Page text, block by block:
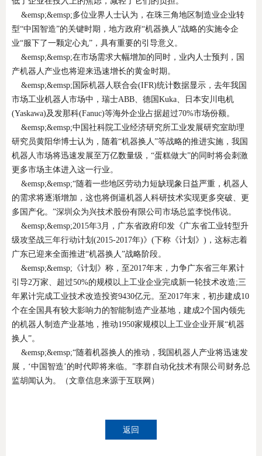
&emsp;&emsp;多位业界人士认为，在珠三角地区制造业企业转
型“中国智造”的关键时期，地方政府“机器换人”战略的实施令企
业“服下了一颗定心丸”，具有重要的引导意义。
&emsp;&emsp;在市场需求大幅增加的同时，业内人士预判，国
产机器人产业也将迎来迅速增长的黄金时期。
&emsp;&emsp;国际机器人联合会(IFR)统计数据显示，去年我国
市场工业机器人市场中，瑞士ABB、德国Kuka、日本安川电机
(Yaskawa)及发那科(Fanuc)等海外企业占据超过70%市场份额。
&emsp;&emsp;中国社科院工业经济研究所工业发展研究室助理
研究员黄阳华博士认为，随着“机器换人”等战略的推进实施，我国
机器人市场将迅速发展至万亿数量级，“蛋糕做大”的同时将会刺激
更多市场主体进入这一行业。
&emsp;&emsp;“随着一些地区劳动力短缺现象日益严重，机器人
的需求将逐渐增加，这也将倒逼机器人科研技术实现更多突破、更
多国产化。”深圳众为兴技术股份有限公司市场总监李悦伟说。
&emsp;&emsp;2015年3月，广东省政府印发《广东省工业转型升
级攻坚战三年行动计划(2015-2017年)》(下称《计划》)，这标志着
广东已迎来全面推进“机器换人”战略阶段。
&emsp;&emsp;《计划》称，至2017年末，力争广东省三年累计
引导2万家、超过50%的规模以上工业企业完成新一轮技术改造;三
年累计完成工业技术改造投资9430亿元。至2017年末，初步建成10
个在全国具有较大影响力的智能制造产业基地，建成2个国内领先
的机器人制造产业基地，推动1950家规模以上工业企业开展“机器
换人”。
&emsp;&emsp;“随着机器换人的推动，我国机器人产业将迅速发
展，‘中国智造’的时代即将来临。”李群自动化技术有限公司财务总
监胡闻认为。（文章信息来源于互联网）
返回